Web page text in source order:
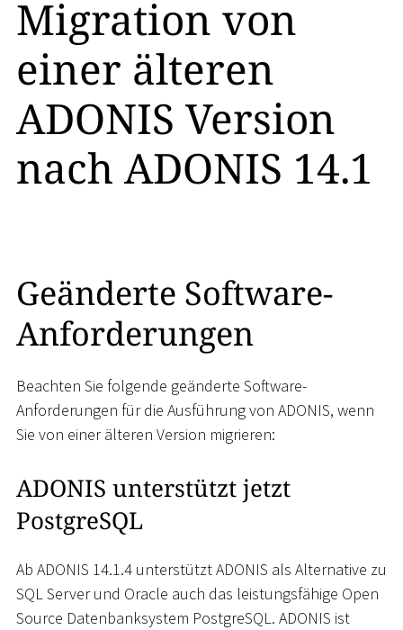
Migration von
einer älteren
ADONIS Version
nach ADONIS 14.1
Geänderte Software-
Anforderungen
Beachten Sie folgende geänderte Software-
Anforderungen für die Ausführung von ADONIS, wenn
Sie von einer älteren Version migrieren:
ADONIS unterstützt jetzt
PostgreSQL
Ab ADONIS 14.1.4 unterstützt ADONIS als Alternative zu
SQL Server und Oracle auch das leistungsfähige Open
Source Datenbanksystem PostgreSQL. ADONIS ist